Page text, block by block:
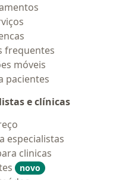
frequentes
móveis
pacientes
e clínicas
especialistas
clinicas
novo